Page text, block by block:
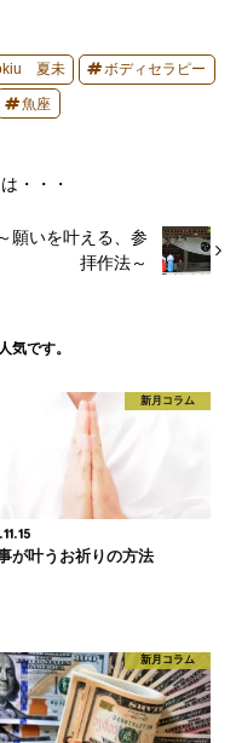
夏未 ボディセラピー
魚座
・・・
いを叶える、参
拝作法～
気です。
新月コラム
が叶うお祈りの方法
新月コラム